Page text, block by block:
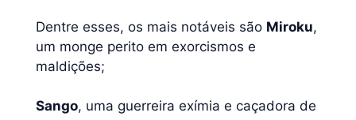
Dentre esses, os mais notáveis são Miroku,
um monge perito em exorcismos e
maldições;
Sango, uma guerreira exímia e caçadora de